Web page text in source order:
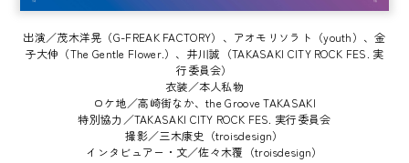
出演／茂木洋晃（G-FREAK FACTORY）、アオモリソラト（youth）、金
子大伸（The Gentle Flower.）、井川誠（TAKASAKI CITY ROCK FES. 実
行委員会）
衣装／本人私物
ロケ地／高崎街なか、the Groove TAKASAKI
特別協力／TAKASAKI CITY ROCK FES. 実行委員会
撮影／三木康史（troisdesign）
インタビュアー・文／佐々木覆（troisdesign）